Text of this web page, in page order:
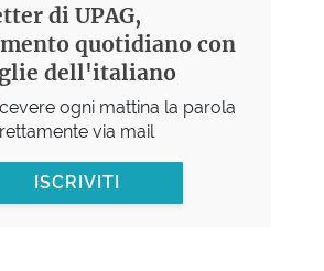
di UPAG,
quotidiano con
dell'italiano
ogni mattina la parola
via mail
ISCRIVITI